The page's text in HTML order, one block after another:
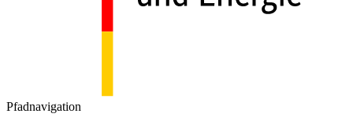
Pfadnavigation